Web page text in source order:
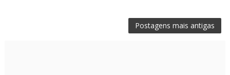
Postagens mais antigas